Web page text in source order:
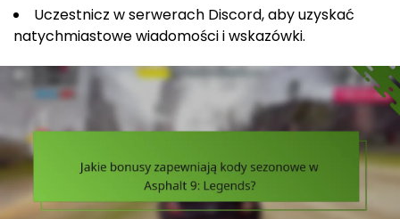
Uczestnicz w serwerach Discord, aby uzyskać
natychmiastowe wiadomości i wskazówki.